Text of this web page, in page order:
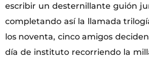
escribir un desternillante guión
completando así la llamada
los noventa, cinco amigos
día de instituto recorriendo la